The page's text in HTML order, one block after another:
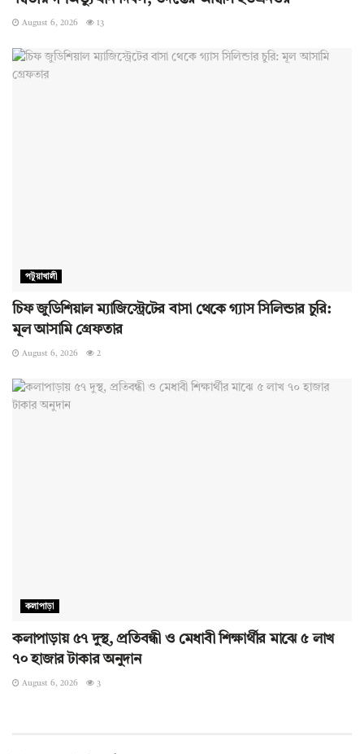
August 6, 2026 13
পটুয়াখালী
চিফ জুডিশিয়াল ম্যাজিস্ট্রেটের বাসা থেকে গ্যাস সিলিন্ডার চুরি:
মূল আসামি গ্রেফতার
August 6, 2026 2
কলাপাড়া
কলাপাড়ায় ৫৭ দুস্থ, প্রতিবন্ধী ও মেধাবী শিক্ষার্থীর মাঝে ৫ লাখ
৭০ হাজার টাকার অনুদান
August 6, 2026 3